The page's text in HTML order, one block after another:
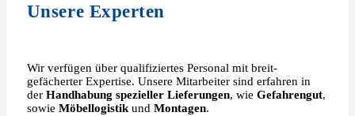
Unsere Experten
Wir verfügen über qualifiziertes Personal mit breit-
gefächerter Expertise. Unsere Mitarbeiter sind erfahren in
der Handhabung spezieller Lieferungen, wie Gefahrengut,
sowie Möbellogistikund Montagen.